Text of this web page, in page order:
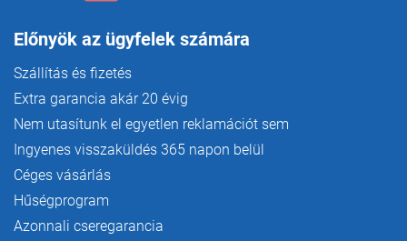
Előnyök az ügyfelek számára
Szállítás és fizetés
Extra garancia akár 20 évig
Nem utasítunk el egyetlen reklamációt sem
Ingyenes visszaküldés 365 napon belül
Céges vásárlás
Hűségprogram
Azonnali cseregarancia